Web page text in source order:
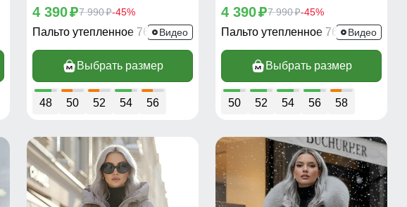
4 390p7 990p-45%
Пальто утепленное 7637Ch
Видео
Выбрать размер
48 50 52 54 56
4 390p7 990p-45%
Пальто утепленное 7699KВидео
Выбрать размер
50 52 54 56 58